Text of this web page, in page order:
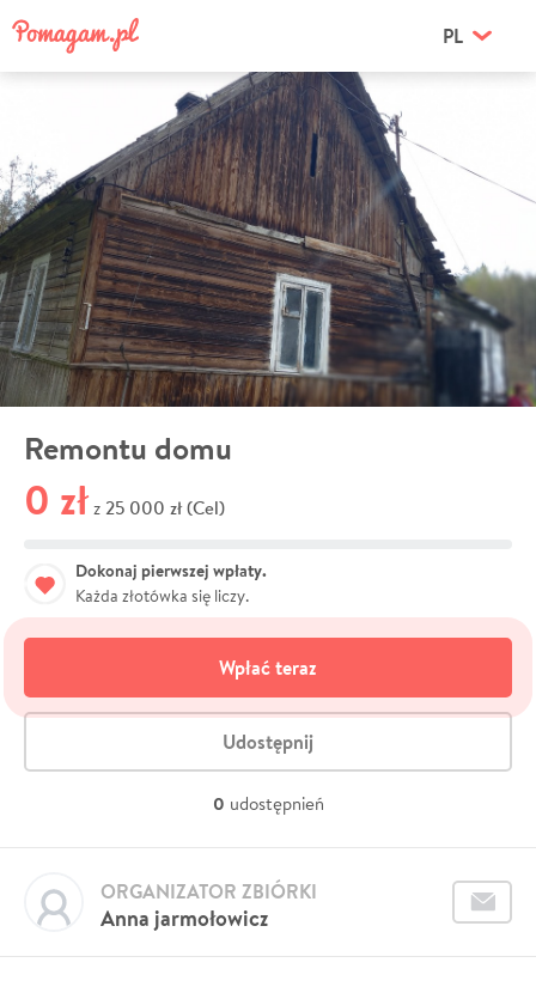
PL
Remontu domu
0 zł z 25 000 zł (Cel)
Dokonaj pierwszej wpłaty.
Każda złotówka się liczy.
Wpłać teraz
Udostępnij
0 udostępnień
Anna jarmołowicz
ORGANIZATOR ZBIÓRKI